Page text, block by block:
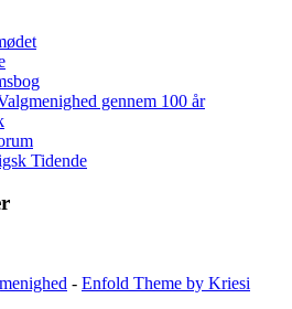
gennem 100 år
Tidende
- Enfold Theme by Kriesi